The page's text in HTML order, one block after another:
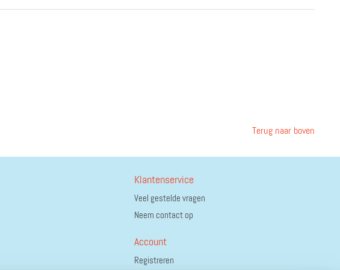
Terug naar boven
Klantenservice
Veel gestelde vragen
Neem contact op
Account
Registreren